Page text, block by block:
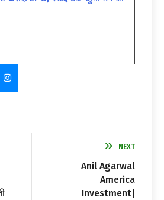
NEXT
Anil Agarwal
America
Investment|